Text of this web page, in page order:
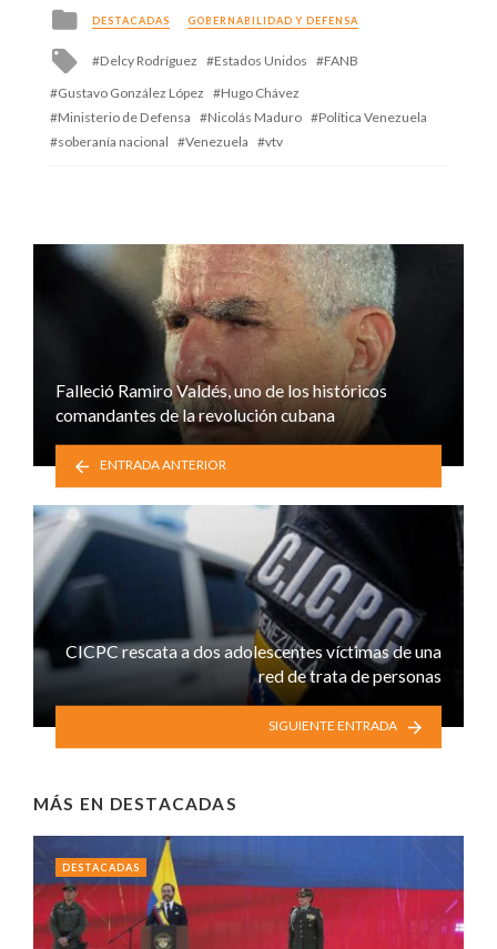
Posted
in
DESTACADAS GOBERNABILIDAD Y DEFENSA
Tagged
Delcy Rodríguez Estados Unidos
FANB
Gustavo González López
Hugo Chávez
Ministerio de Defensa
Nicolás Maduro
Política Venezuela
soberanía nacional
Venezuela vtv
Falleció Ramiro Valdés, uno de los históricos
comandantes de la revolución cubana
ENTRADA ANTERIOR
CICPC rescata a dos adolescentes víctimas de una
red de trata de personas
SIGUIENTE ENTRADA
MÁS EN DESTACADAS
DESTACADAS